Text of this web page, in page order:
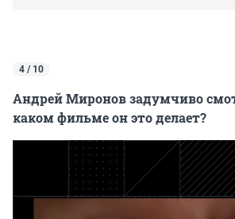
4 / 10
Андрей Миронов задумчиво
каком фильме он это делает?